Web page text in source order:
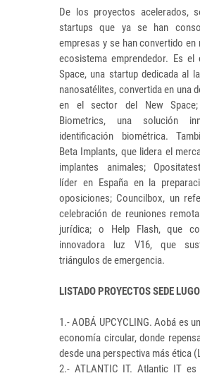
De los proyectos acelerados,
startups que ya se han
empresas y se han convertido en
ecosistema emprendedor. Es
Space, una startup dedicada al
nanosatélites, convertida en una
en el sector del New
Biometrics, una solución
identificación biométrica.
Beta Implants, que lidera el
implantes animales;
líder en España en la
oposiciones; Councilbox, un
celebración de reuniones
jurídica; o Help Flash, que
innovadora luz V16, que
triángulos de emergencia.
LISTADO PROYECTOS SEDE
1.- AOBÁ UPCYCLING. Aobá es
economía circular, donde
desde una perspectiva más ética
2.- ATLANTIC IT. Atlantic IT es